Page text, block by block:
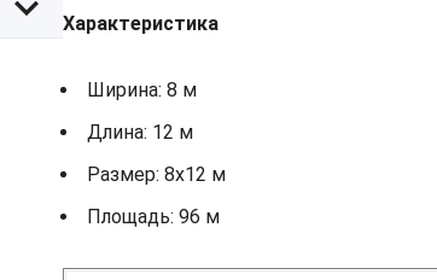
Характеристика
Ширина: 8 м
Длина: 12 м
Размер: 8х12 м
Площадь: 96 м